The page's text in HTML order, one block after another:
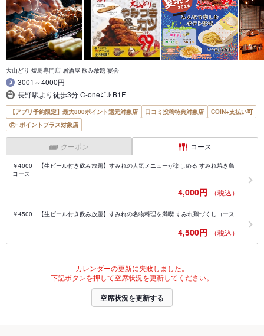
大山どり 焼鳥専門店 居酒屋 飲み放題 宴会
3001～4000円
長野駅より徒歩3分 C-oneﾋﾞﾙ B1F
【アプリ予約限定】最大800ポイント還元対象店 口コミ投稿特典対象店
COIN+支払い可
ポイントプラス対象店
クーポン コース
￥4000 【生ビール付き飲み放題】すみれの人気メニューが楽しめる すみれ焼き鳥
コース
4,000円 （税込）
￥4500 【生ビール付き飲み放題】すみれの名物料理を満喫 すみれ鶏づくしコース
4,500円 （税込）
カレンダーの更新に失敗しました。
下記ボタンを押して空席状況を更新してください。
空席状況を更新する